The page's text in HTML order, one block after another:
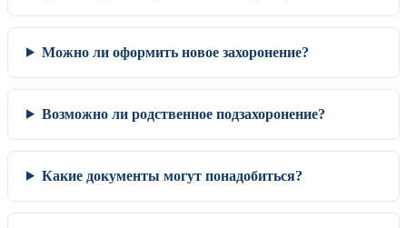
Можно ли оформить новое захоронение?
Возможно ли родственное подзахоронение?
Какие документы могут понадобиться?